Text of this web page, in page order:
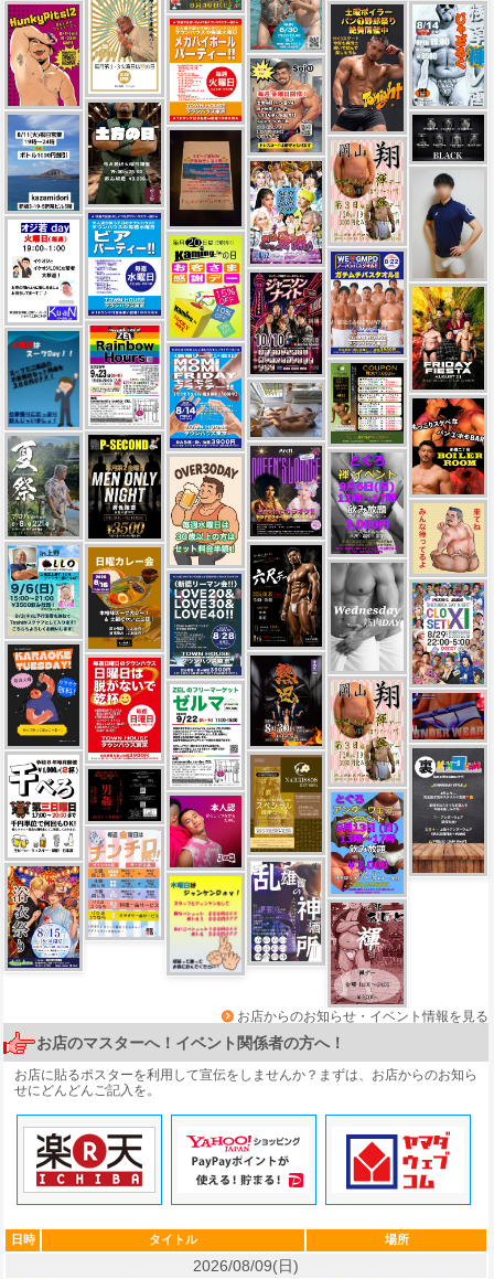
お店からのお知らせ・イベント情報を見る
お店のマスターへ！イベント関係者の方へ！
お店に貼るポスターを利用して宣伝をしませんか？まずは、 お店からのお知ら
せにどんどんご記入を。
日時 タイトル 場所
2026/08/09(日)